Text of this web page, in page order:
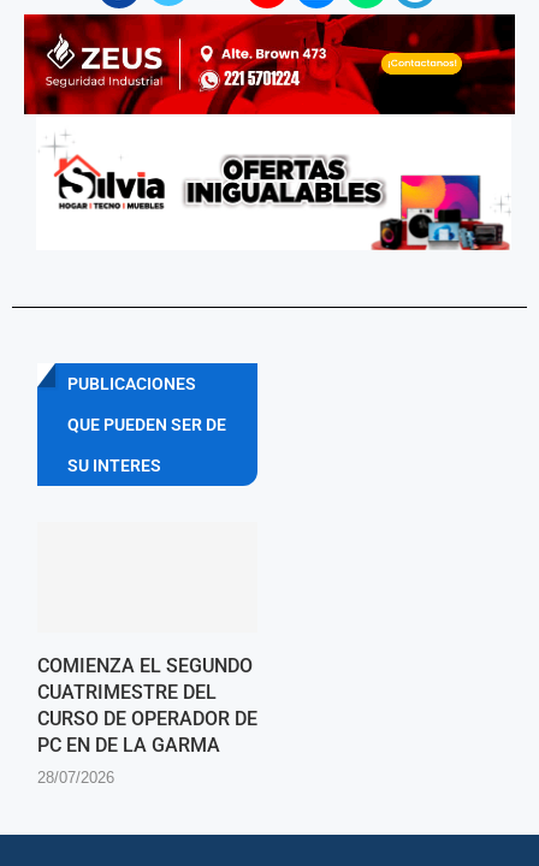
PUBLICACIONES
QUE PUEDEN SER DE
SU INTERES
COMIENZA EL SEGUNDO
CUATRIMESTRE DEL
CURSO DE OPERADOR DE
PC EN DE LA GARMA
28/07/2026